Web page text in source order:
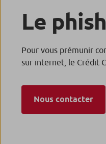
Le
Pour vous prémunir
sur internet, le Crédit
Nous contacter